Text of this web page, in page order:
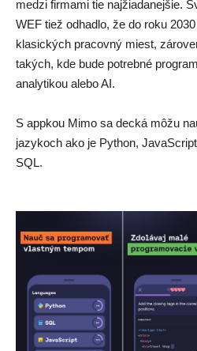
medzi firmami tie najžiadanejšie.
WEF tiež odhadlo, že do roku
klasických pracovný miest,
takých, kde bude potrebné
analytikou alebo AI.
S appkou Mimo sa decká môžu
jazykoch ako je Python,
SQL.